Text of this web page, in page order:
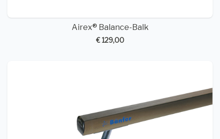
Airex® Balance-Balk
€ 129,00